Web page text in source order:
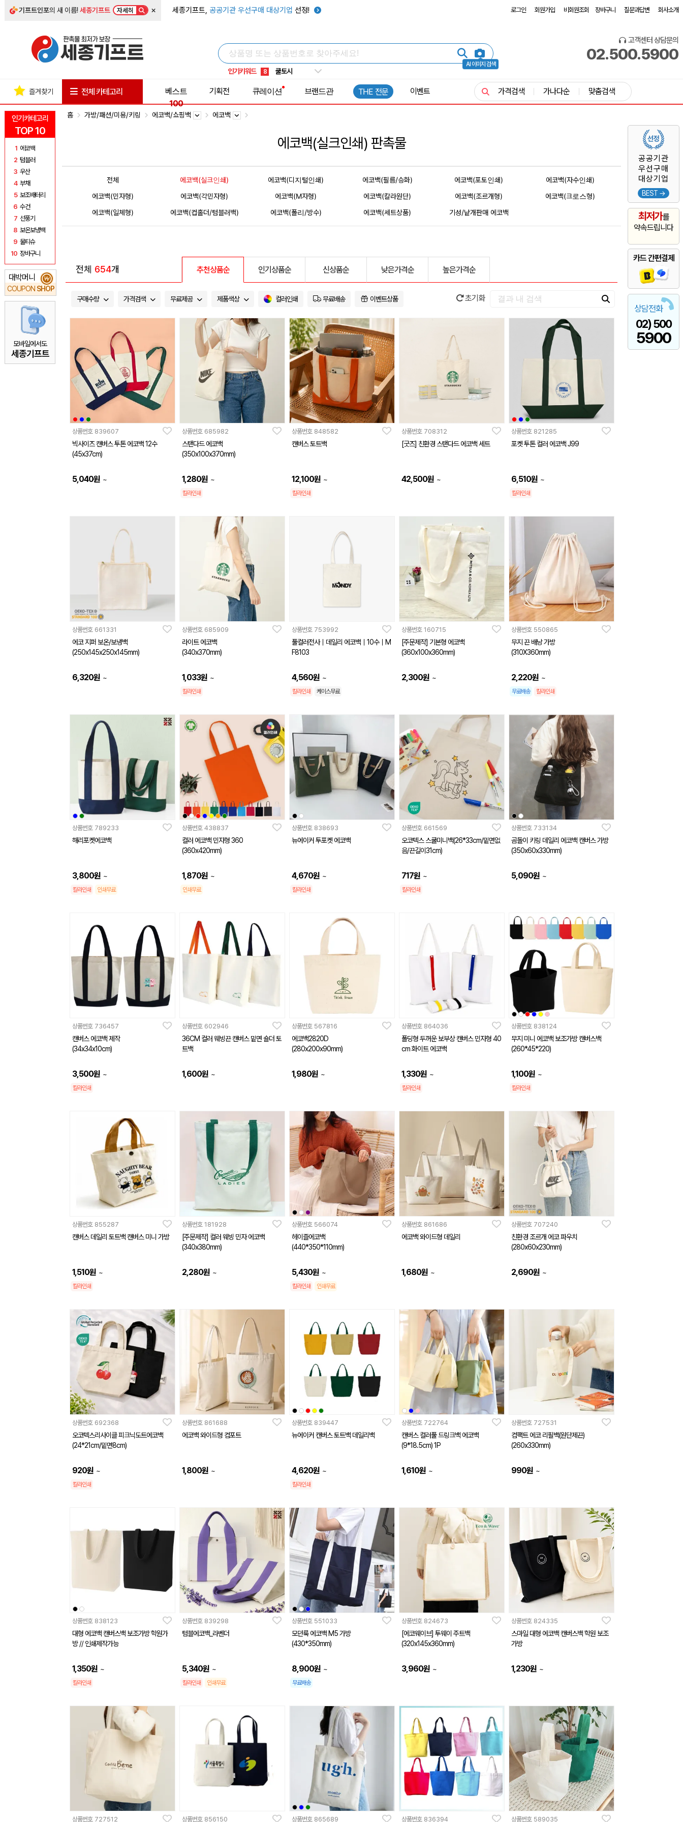
기프트인포의 새 이름!세종기프트 자세히 × 세종기프트, 공공기관 우선구매 대상기업 선정! 로그인 회원가입 비회원조회 장바구니 질문과답변 회사소개
AI 이미지 검색
인기키워드
키캡
8 쿨토시
9 넥쿨러
10 타포린가방
1
고객센터 상담문의
02.500.5900
인기카테고리
TOP 10
1 에코백
2 텀블러
3 우산
4 부채
5 보조배터리
6 수건
7 선풍기
8 보온보냉백
9 물티슈
10 장바구니
대박머니
COUPON SHOP
₩
모바일에서도
세종기프트
공공기관
우선구매
대상기업
BEST →
최저가를
약속드립니다
카드 간편결제
상담전화
02) 500
5900
즐겨찾기 전체 카테고리
베스트
100
기획전 큐레이션 브랜드관 THE 전문 이벤트 가격검색 가나다순 맞춤검색
홈 가방/패션/미용/키링 에코백/쇼핑백 에코백
에코백(실크인쇄) 판촉물
전체 에코백(실크인쇄) 에코백(디지털인쇄) 에코백(필름/승화) 에코백(포토인쇄)
에코백(자수인쇄)
에코백(민자형)
에코백(각민자형) 에코백(M자형) 에코백(칼라원단) 에코백(조르개형)
에코백(크로스형)
에코백(일체형)
에코백(컵홀더/텀블러백) 에코백(폴리/방수) 에코백(세트상품) 기성/낱개판매 에코백
전체 654개 추천상품순 인기상품순 신상품순 낮은가격순 높은가격순
구매수량 가격검색 무료제공 제품색상 컬러인쇄 무료배송 이벤트상품 초기화
상품번호 839607
빅사이즈 캔버스 투톤 에코백 12수
(45x37cm)
5,040원 ~
상품번호 685982
스탠다드 에코백
(350x100x370mm)
1,280원 ~
칼라인쇄
상품번호 848582
캔버스 토트백
12,100원 ~
칼라인쇄
상품번호 708312
[굿즈] 친환경 스탠다드 에코백 세트
42,500원 ~
상품번호 821285
포켓 투톤 컬러 에코백 J99
6,510원 ~
칼라인쇄
상품번호 661331
에코 지퍼 보온/보냉백
(250x145x250x145mm)
6,320원 ~
상품번호 685909
라이트 에코백
(340x370mm)
1,033원 ~
칼라인쇄
상품번호 753992
풀컬러전사｜데일리 에코백｜10수｜M
F8103
4,560원 ~
칼라인쇄 케이스무료
상품번호 160715
[주문제작] 기본형 에코백
(360x100x360mm)
2,300원 ~
상품번호 550865
무지 끈 배낭 가방
(310X360mm)
2,220원 ~
무료배송 칼라인쇄
상품번호 789233
해리포켓에코백
3,800원 ~
칼라인쇄 인쇄무료
상품번호 438837
컬러 에코백 민자형 360
(360x420mm)
1,870원 ~
인쇄무료
상품번호 838693
뉴에이커 투포켓 에코백
4,670원 ~
칼라인쇄
상품번호 661569
오코텍스 스쿨미니백(26*33cm/밑면없
음/끈길이31cm)
717원 ~
칼라인쇄
상품번호 733134
곰돌이 키링 데일리 에코백 캔버스 가방
(350x60x330mm)
5,090원 ~
상품번호 736457
캔버스 에코백 제작
(34x34x10cm)
3,500원 ~
칼라인쇄
상품번호 602946
36CM 컬러 웨빙끈 캔버스 밑면 숄더 토
트백
1,600원 ~
상품번호 567816
에코백2820D
(280x200x90mm)
1,980원 ~
상품번호 864036
폴딩형 두꺼운 보부상 캔버스 민자형 40
cm 화이트 에코백
1,330원 ~
칼라인쇄
상품번호 838124
무지 미니 에코백 보조가방 캔버스백
(260*45*220)
1,100원 ~
칼라인쇄
상품번호 855287
캔버스 데일리 토트백 캔버스 미니 가방
1,510원 ~
칼라인쇄
상품번호 181928
[주문제작] 컬러 웨빙 민자 에코백
(340x380mm)
2,280원 ~
상품번호 566074
헤이즐에코백
(440*350*110mm)
5,430원 ~
칼라인쇄 인쇄무료
상품번호 861686
에코백 와이드형 데일리
1,680원 ~
상품번호 707240
친환경 조르개 에코 파우치
(280x60x230mm)
2,690원 ~
상품번호 692368
오코텍스리사이클 피크닉도트에코백
(24*21cm/밑면8cm)
920원 ~
칼라인쇄
상품번호 861688
에코백 와이드형 컴포트
1,800원 ~
상품번호 839447
뉴에이커 캔버스 토트백 데일리백
4,620원 ~
칼라인쇄
상품번호 722764
캔버스 컬러풀 드링크백 에코백
(9*18.5cm) 1P
1,610원 ~
상품번호 727531
컴팩트 에코 리필백(원단제끈)
(260x330mm)
990원 ~
상품번호 838123
대형 에코백 캔버스백 보조가방 학원가
방 // 인쇄제작가능
1,350원 ~
칼라인쇄
상품번호 839298
텀블에코백_라벤더
5,340원 ~
칼라인쇄 인쇄무료
상품번호 551033
모던룩 에코백 M5 가방
(430*350mm)
8,900원 ~
무료배송
상품번호 824673
[에코웨이브] 투웨이 주트백
(320x145x360mm)
3,960원 ~
상품번호 824335
스마일 대형 에코백 캔버스백 학원 보조
가방
1,230원 ~
상품번호 727512 상품번호 856150 상품번호 865689 상품번호 836394 상품번호 589035